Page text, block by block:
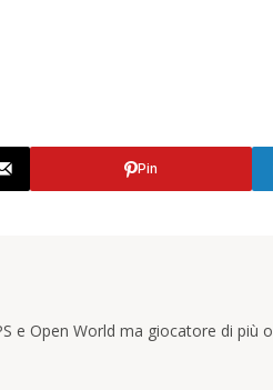
Pin
e Open World ma giocatore di più o